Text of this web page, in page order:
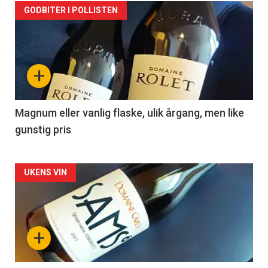
Forsiden
akkurat
nå
3
+
GODBITER I POLLISTEN
Magnum eller vanlig flaske, ulik årgang, men like
gunstig pris
Forsiden
akkurat
nå+
UKENS VIN